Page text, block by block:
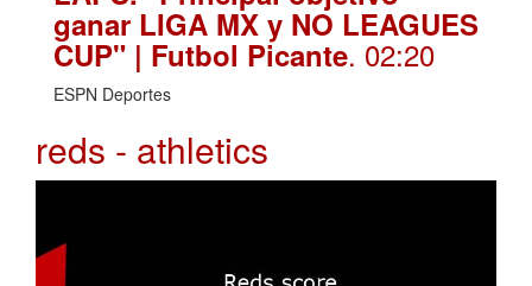
ganar LIGA MX y NO LEAGUES
CUP" | Futbol Picante. 02:20
ESPN Deportes
reds - athletics